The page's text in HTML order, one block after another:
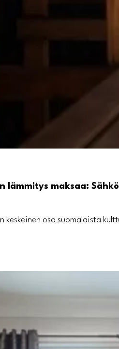
lämmitys maksaa:
keskeinen osa suomalaista